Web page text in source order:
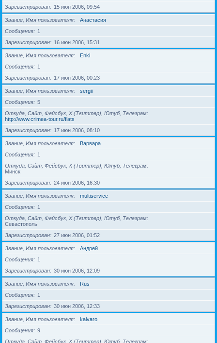
Зарегистрирован
15 июн 2006, 09:54
Звание, Имя пользователя
Анастасия
Сообщения
1
Зарегистрирован
16 июн 2006, 15:31
Звание, Имя пользователя
Enki
Сообщения
1
Зарегистрирован
17 июн 2006, 00:23
Звание, Имя пользователя
sergii
Сообщения
5
Откуда, Сайт, Фейсбук, X (Твиттер), Ютуб, Телеграм
http://www.crimea-tour.ru/flats
Зарегистрирован
17 июн 2006, 08:10
Звание, Имя пользователя
Варвара
Сообщения
1
Откуда, Сайт, Фейсбук, X (Твиттер), Ютуб, Телеграм
Минск
Зарегистрирован
24 июн 2006, 16:30
Звание, Имя пользователя
multiservice
Сообщения
1
Откуда, Сайт, Фейсбук, X (Твиттер), Ютуб, Телеграм
Севастополь
Зарегистрирован
27 июн 2006, 01:52
Звание, Имя пользователя
Андрей
Сообщения
1
Зарегистрирован
30 июн 2006, 12:09
Звание, Имя пользователя
Rus
Сообщения
1
Зарегистрирован
30 июн 2006, 12:33
Звание, Имя пользователя
kalvaro
Сообщения
9
Откуда, Сайт, Фейсбук, X (Твиттер), Ютуб, Телеграм